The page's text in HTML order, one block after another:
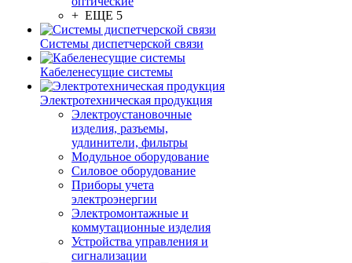
+ ЕЩЕ 5
Системы диспетчерской связи
Кабеленесущие системы
Электротехническая продукция
Электроустановочные
изделия, разъемы,
удлинители, фильтры
Модульное оборудование
Силовое оборудование
Приборы учета
электроэнергии
Электромонтажные и
коммутационные изделия
Устройства управления и
сигнализации